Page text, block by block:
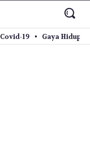
Covid-19 Gaya Hidup